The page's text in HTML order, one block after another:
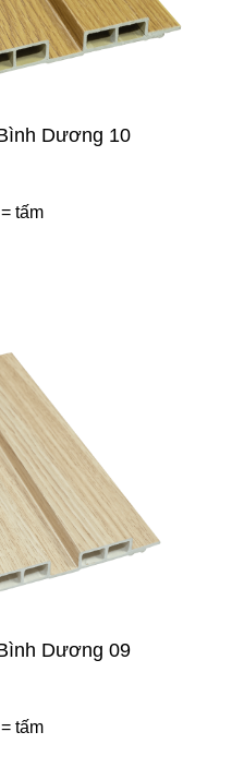
Dương 10
= tấm
Dương 09
= tấm